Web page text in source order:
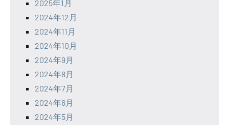
2025年1月
2024年12月
2024年11月
2024年10月
2024年9月
2024年8月
2024年7月
2024年6月
2024年5月